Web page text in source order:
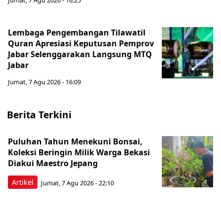
Lembaga Pengembangan Tilawatil
Quran Apresiasi Keputusan Pemprov
Jabar Selenggarakan Langsung MTQ
Jabar
Jumat, 7 Agu 2026 - 16:09
Berita Terkini
Artikel
Puluhan Tahun Menekuni Bonsai,
Koleksi Beringin Milik Warga Bekasi
Diakui Maestro Jepang
Jumat, 7 Agu 2026 - 22:10